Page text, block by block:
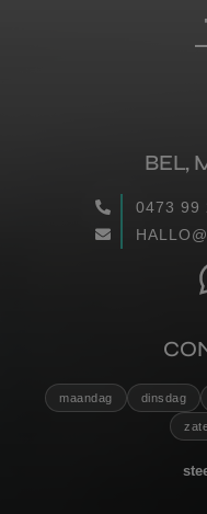
BEL,
0473 99
maandag dinsdag